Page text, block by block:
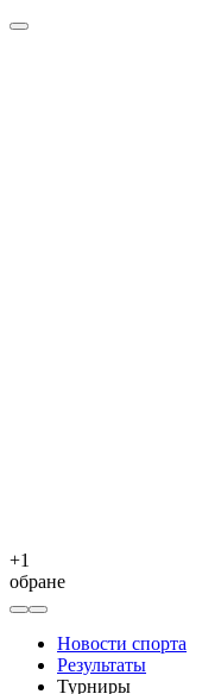
+1
обране
Новости спорта
Результаты
Турниры